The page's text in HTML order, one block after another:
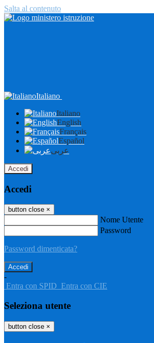
Salta al contenuto
Italiano
Italiano
English
Français
Español
عربى
Accedi
Accedi
button close ×
Nome Utente
Password
Password dimenticata?
-
Entra con SPID Entra con CIE
Seleziona utente
button close ×